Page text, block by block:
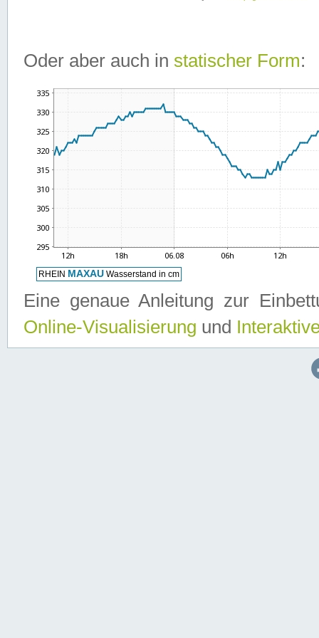
Oder aber auch in statischer Form:
Eine genaue Anleitung zur
Online-Visualisierung und